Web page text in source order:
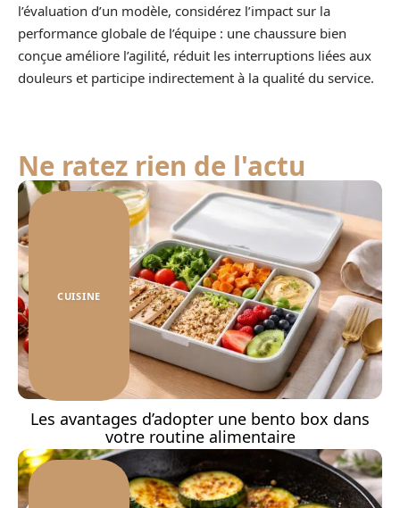
l’évaluation d’un modèle, considérez l’impact sur la
performance globale de l’équipe : une chaussure bien
conçue améliore l’agilité, réduit les interruptions liées aux
douleurs et participe indirectement à la qualité du service.
Ne ratez rien de l'actu
CUISINE
Les avantages d’adopter une bento box dans
votre routine alimentaire